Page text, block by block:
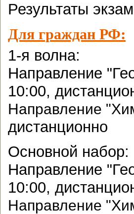
Результаты
Для граждан РФ:
1-я волна:
Направление
10:00,
Направление
дистанционно
Основной набор:
Направление
10:00,
Направление